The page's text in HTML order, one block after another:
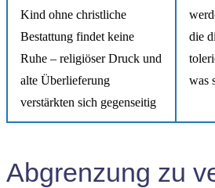
Kind ohne christliche
Bestattung findet keine
Ruhe – religiöser Druck und
alte Überlieferung
verstärkten sich gegenseitig
die
was
Abgrenzung zu